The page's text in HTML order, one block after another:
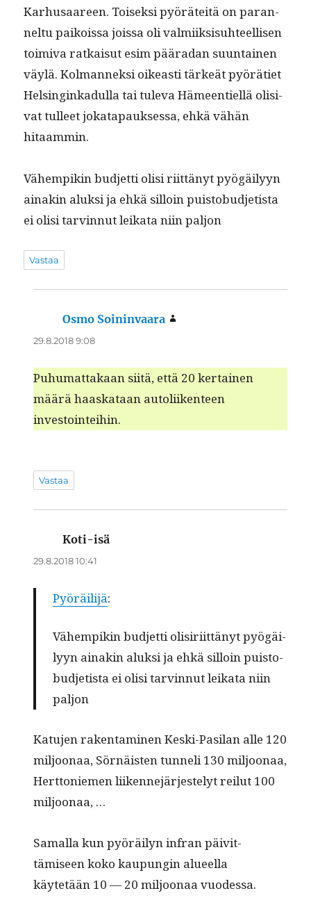
Karhusaa­reen. Toisek­si pyöräteitä on paran­
nel­tu paikois­sa jois­sa oli valmi­ik­sisuh­teel­lisen
toimi­va ratkaisut esim pääradan suun­tainen
väylä. Kol­man­nek­si oikeasti tärkeät pyöräti­et
Helsinginkadul­la tai tule­va Hämeen­tiel­lä oli­si­
vat tulleet jokat­a­pauk­ses­sa, ehkä vähän
hitaammin.
Vähempikin bud­jet­ti olisi riit­tänyt pyögäi­lyyn
ainakin aluk­si ja ehkä sil­loin puis­to­bud­jetista
ei olisi tarvin­nut leika­ta niin paljon
Vastaa
Osmo Soininvaara
29.8.2018 9:08
Puhu­mat­takaan siitä, että 20 ker­tainen
määrä haaskataan autoli­iken­teen
investointeihin.
Vastaa
Koti-isä
29.8.2018 10:41
Pyöräil­i­jä:
Vähempikin bud­jet­ti olisiri­it­tänyt pyögäi­
lyyn ainakin aluk­si ja ehkä sil­loin puis­to­
bud­jetista ei olisi tarvin­nut leika­ta niin
paljon
Katu­jen rak­en­t­a­mi­nen Kes­ki-Pasi­lan alle 120
miljoon­aa, Sörnäis­ten tun­neli 130 miljoon­aa,
Hert­toniemen liiken­nejär­jeste­lyt reilut 100
miljoonaa, …
Samal­la kun pyöräi­lyn infran päivit­
tämiseen koko kaupun­gin alueel­la
käytetään 10 — 20 miljoon­aa vuodessa.